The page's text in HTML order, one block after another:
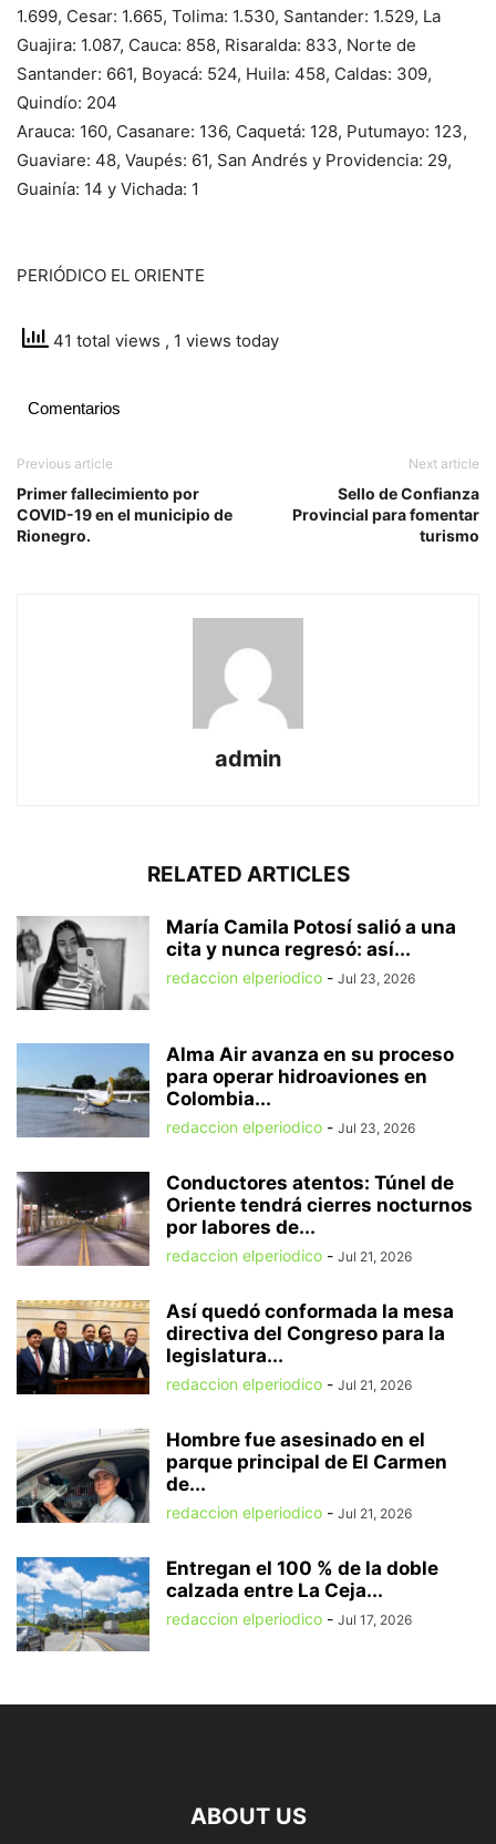
1.699, Cesar: 1.665, Tolima: 1.530, Santander: 1.529, La
Guajira: 1.087, Cauca: 858, Risaralda: 833, Norte de
Santander: 661, Boyacá: 524, Huila: 458, Caldas: 309,
Quindío: 204
Arauca: 160, Casanare: 136, Caquetá: 128, Putumayo: 123,
Guaviare: 48, Vaupés: 61, San Andrés y Providencia: 29,
Guainía: 14 y Vichada: 1
PERIÓDICO EL ORIENTE
41 total views , 1 views today
Comentarios
Previous article
Primer fallecimiento por
COVID-19 en el municipio de
Rionegro.
Next article
Sello de Confianza
Provincial para fomentar
turismo
admin
RELATED ARTICLES
María Camila Potosí salió a una
cita y nunca regresó: así...
redaccion elperiodico - Jul 23, 2026
Alma Air avanza en su proceso
para operar hidroaviones en
Colombia...
redaccion elperiodico - Jul 23, 2026
Conductores atentos: Túnel de
Oriente tendrá cierres nocturnos
por labores de...
redaccion elperiodico - Jul 21, 2026
Así quedó conformada la mesa
directiva del Congreso para la
legislatura...
redaccion elperiodico - Jul 21, 2026
Hombre fue asesinado en el
parque principal de El Carmen
de...
redaccion elperiodico - Jul 21, 2026
Entregan el 100 % de la doble
calzada entre La Ceja...
redaccion elperiodico - Jul 17, 2026
ABOUT US